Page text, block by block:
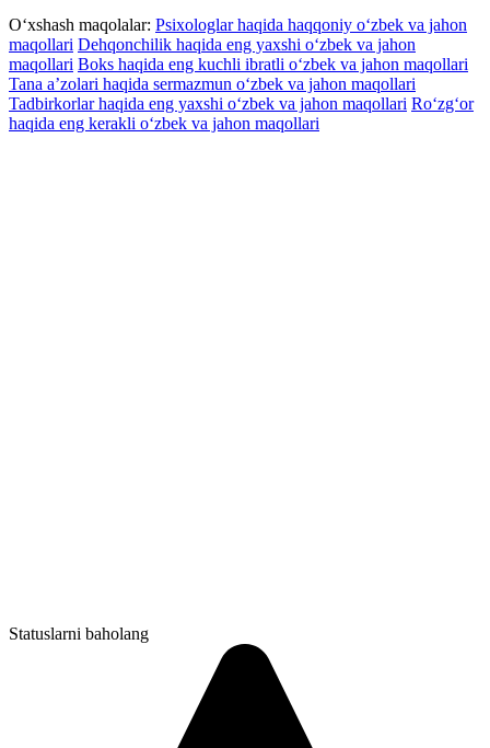
O‘xshash maqolalar: Psixologlar haqida haqqoniy o‘zbek va jahon
maqollari Dehqonchilik haqida eng yaxshi o‘zbek va jahon
maqollari Boks haqida eng kuchli ibratli o‘zbek va jahon maqollari
Tana a’zolari haqida sermazmun o‘zbek va jahon maqollari
Tadbirkorlar haqida eng yaxshi o‘zbek va jahon maqollari Ro‘zg‘or
haqida eng kerakli o‘zbek va jahon maqollari
Statuslarni baholang